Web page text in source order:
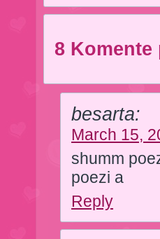
8 Komente
besarta:
March 15,
shumm
poezi a
Reply